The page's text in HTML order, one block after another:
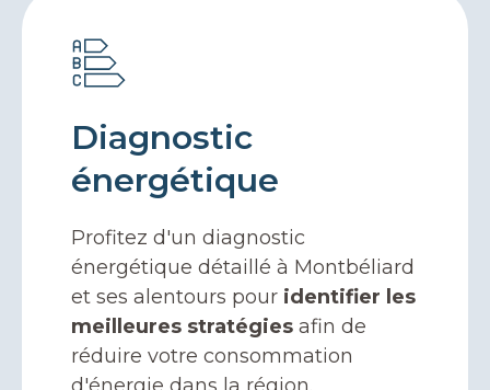
Diagnostic
énergétique
Profitez d'un diagnostic
énergétique détaillé à Montbéliard
et ses alentours pour identifier les
meilleures stratégies afin de
réduire votre consommation
d'énergie dans la région.